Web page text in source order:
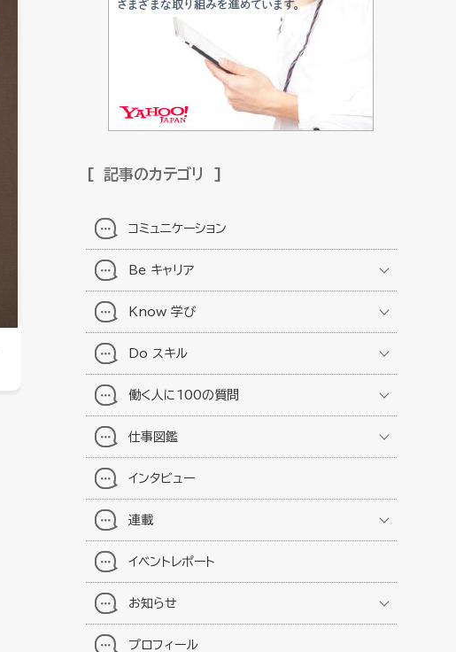
記事のカテゴリ
コミュニケーション
Be キャリア
Know 学び
Do スキル
働く人に100の質問
仕事図鑑
インタビュー
連載
イベントレポート
お知らせ
プロフィール